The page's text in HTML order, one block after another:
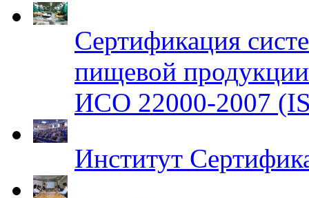
Сертификация
пищевой
ИСО 22000-2007
Институт